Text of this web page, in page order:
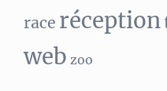
race réception
web zoo